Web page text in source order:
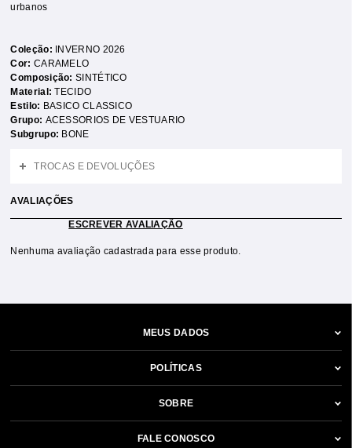
urbanos
Coleção:
INVERNO 2026
Cor: CARAMELO
Composição:SINTÉTICO
Material:TECIDO
Estilo: BASICO CLASSICO
Grupo: ACESSORIOS DE VESTUARIO
Subgrupo: BONE
TROCAS E DEVOLUÇÕES
AVALIAÇÕES
ESCREVER AVALIAÇÃO
Nenhuma avaliação cadastrada para esse produto.
MEUS DADOS
POLÍTICAS
SOBRE
FALE CONOSCO